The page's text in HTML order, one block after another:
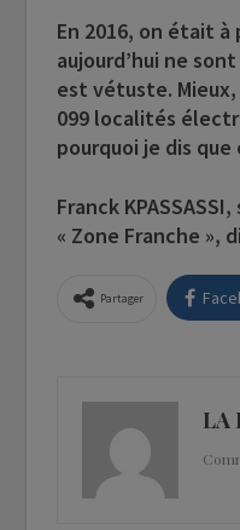
En 2016, on était
aujourd’hui ne
est vétuste. Mieux,
099 localités
pourquoi je dis
Franck
« Zone Franche »,
Partager
LA